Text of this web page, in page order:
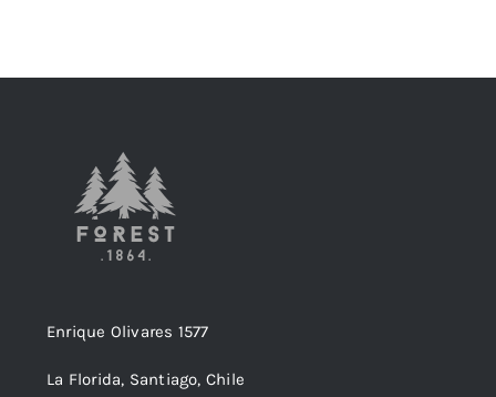
Enrique Olivares 1577
La Florida, Santiago, Chile